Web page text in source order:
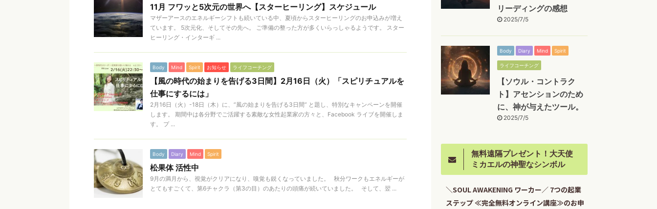
11月 フワッと5次元の世界へ【スターヒーリング】スケジュール
マザーアースのエネルギーシフトも続いている中、夏頃からスターヒーリングのお申込みが増え
ています。 5次元化、そしてその先へ。 ご準備の整った方が多くいらっしゃるようです。 スター
ヒーリング・インターギ ...
Body Mind Spirit お知らせ ライフコーチング
【風の時代の始まりを告げる3日間】2月16日（火）「スピリチュアルを
仕事にするには」
2月16日（火）-18日（木）に、”風の始まりを告げる3日間” と題し、特別なキャンペーンを開催
します。 期間中は各分野でご活躍する素敵な女性起業家の方々と、Facebook ライブを開催しま
す。 プ ...
Body Diary Mind Spirit
松果体 活性中
9月の満月から、視覚がクリアになり、嗅覚も鋭くなっていました。 秋分ワークもエネルギーが
とてもすごくて、第6チャクラ（第3の目）のあたりの頭痛が続いていました。 そして、翌 ...
リーディングの感想
2025/7/5
Body Diary Mind Spirit
ライフコーチング
【ソウル・コントラク
ト】アセンションのため
に、神が与えたツール。
2025/7/5
無料遠隔プレゼント！大天使
ミカエルの神聖なシンボル
＼SOUL AWAKENING ワーカー／ 7つの起業
ステップ ≪完全無料オンライン講座≫のお申